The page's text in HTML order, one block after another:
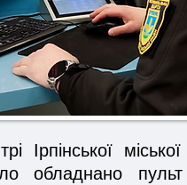
Ірпінської
обладнано